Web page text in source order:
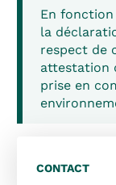
En
la
respect de
attestation
prise en
CONTACT